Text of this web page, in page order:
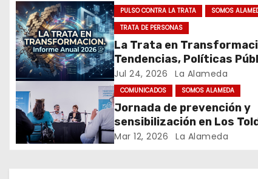
ó
n
d
e
e
n
PULSO CONTRA LA TRATA
SOMOS
TRATA DE PERSONAS
La Trata en
Tendencias, Políticas
Nuevos Desafíos.
Mundo – Julio 2026
Jul 24, 2026 La Alameda
COMUNICADOS SOMOS ALAMEDA
Jornada de prevención y
sensibilización en Los
Mar 12, 2026 La Alameda